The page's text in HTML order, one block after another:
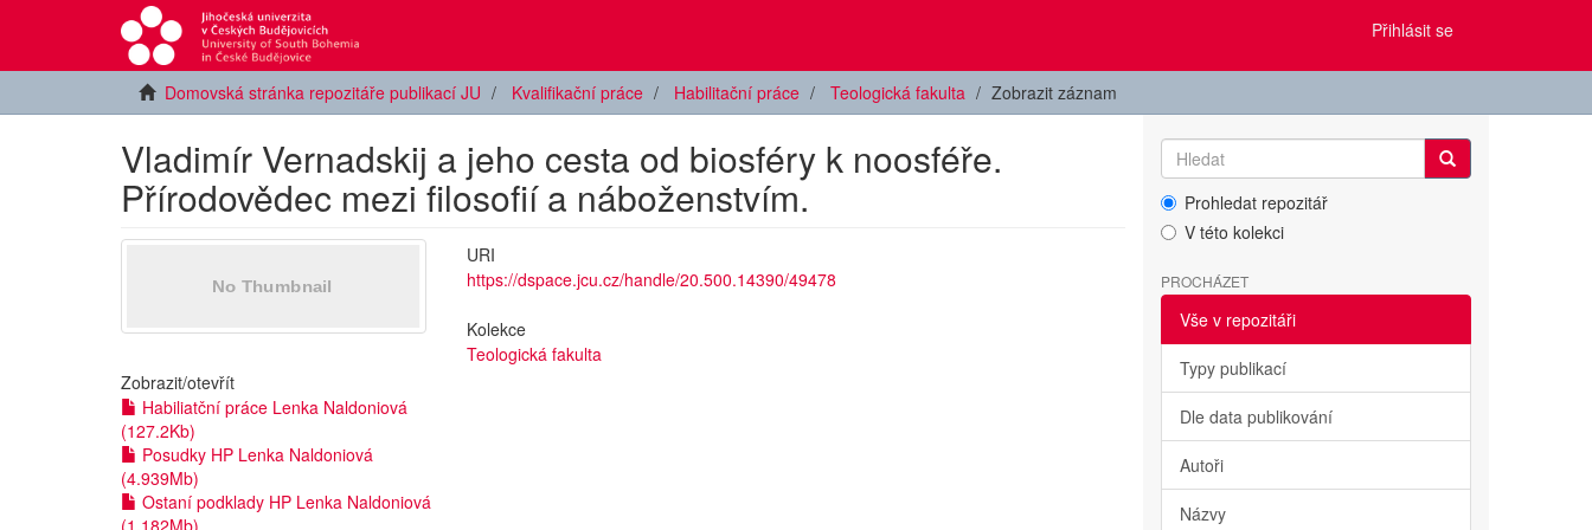
Přihlásit se
Domovská stránka repozitáře publikací JU Kvalifikační práce Habilitační práce Teologická fakulta Zobrazit záznam
Vladimír Vernadskij a jeho cesta od biosféry k noosféře.
Přírodovědec mezi filosofií a náboženstvím.
Zobrazit/otevřít
Habiliatční práce Lenka Naldoniová
(127.2Kb)
Posudky HP Lenka Naldoniová
(4.939Mb)
Ostaní podklady HP Lenka Naldoniová
(1.182Mb)
URI
https://dspace.jcu.cz/handle/20.500.14390/49478
Kolekce
Teologická fakulta
Prohledat repozitář
V této kolekci
PROCHÁZET
Vše v repozitáři
Typy publikací
Dle data publikování
Autoři
Názvy